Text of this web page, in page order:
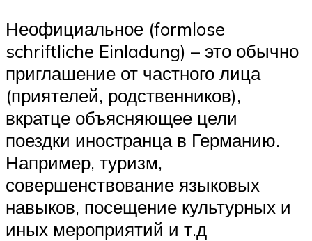
Неофициальное (formlose
schriftliche Einladung) – это обычно
приглашение от частного лица
(приятелей, родственников),
вкратце объясняющее цели
поездки иностранца в Германию.
Например, туризм,
совершенствование языковых
навыков, посещение культурных и
иных мероприятий и т.д